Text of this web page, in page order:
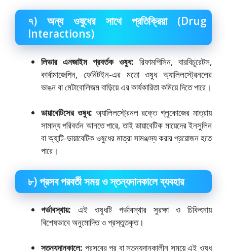
৭) অন্য ওষুধের সাথে প্রতিক্রিয়া (Drug
Interactions)
লিভার এনজাইম প্রবর্তক ওষুধ: রিফামপিসিন, বারবিচুরেটস,
কার্বামাজেপিন, ফেনিটইন-এর মতো ওষুধ অ্যালিলস্ট্রেনলের
ভাঙন বা মেটাবোলিজম বাড়িয়ে এর কার্যকারিতা কমিয়ে দিতে পারে।
ডায়াবেটিসের ওষুধ: অ্যালিলস্ট্রেনল রক্তে গ্লুকোজের মাত্রায়
সামান্য পরিবর্তন আনতে পারে, তাই ডায়াবেটিক মায়েদের ইনসুলিন
বা অ্যান্টি-ডায়াবেটিক ওষুধের মাত্রা সামঞ্জস্য করার প্রয়োজন হতে
পারে।
৮) প্রসব পরবর্তী সময় ও স্তন্যদানকালে ব্যবহার
গর্ভাবস্থায়: এই ওষুধটি গর্ভাবস্থার সুরক্ষা ও চিকিৎসায়
বিশেষভাবে অনুমোদিত ও প্রস্তুতকৃত।
স্তন্যদানকালে: প্রসবের পর বা স্তন্যদানকালীন সময়ে এই ওষুধ